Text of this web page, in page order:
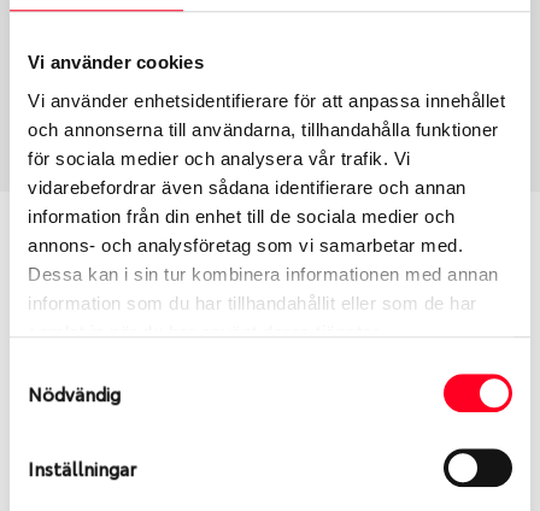
Vi använder cookies
Vi använder enhetsidentifierare för att anpassa innehållet
och annonserna till användarna, tillhandahålla funktioner
för sociala medier och analysera vår trafik. Vi
vidarebefordrar även sådana identifierare och annan
information från din enhet till de sociala medier och
annons- och analysföretag som vi samarbetar med.
Dessa kan i sin tur kombinera informationen med annan
information som du har tillhandahållit eller som de har
Nödvändig
Inställningar
Fälg PV/C LM 16
25
Centre Diameter
139.7
Art nummer
13955
Passar denna fälg min bil?
Ange registreringsnummer för att se om den fälg
Ibland kan fälgen ha bytts ut under årens lopp och
inte vara samma dimension som bilen hade ut från